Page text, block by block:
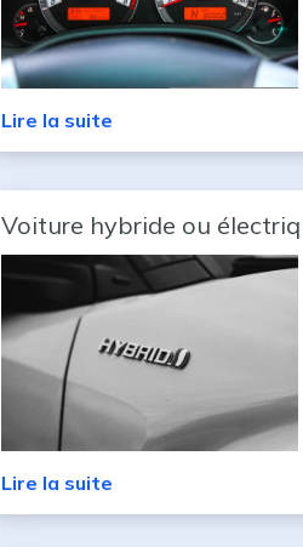
Lire la suite
Voiture hybride ou
Lire la suite